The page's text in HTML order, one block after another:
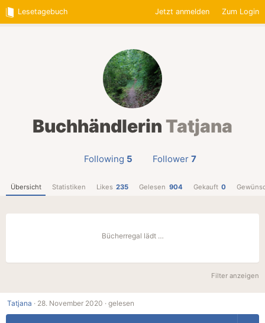
Lesetagebuch Jetzt anmelden Zum Login
Buchhändlerin Tatjana
Following 5 Follower 7
Übersicht Statistiken Likes 235 Gelesen 904 Gekauft 0
Bücherregal lädt …
Filter anzeigen
Tatjana · 28. November 2020 · gelesen